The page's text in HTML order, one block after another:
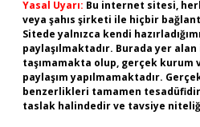
Yasal Uyarı: Bu internet sitesi,
veya şahıs şirketi ile hiçbir
Sitede yalnızca kendi
paylaşılmaktadır. Burada yer
taşımamakta olup, gerçek kurum
paylaşım yapılmamaktadır.
benzerlikleri tamamen
taslak halindedir ve tavsiye